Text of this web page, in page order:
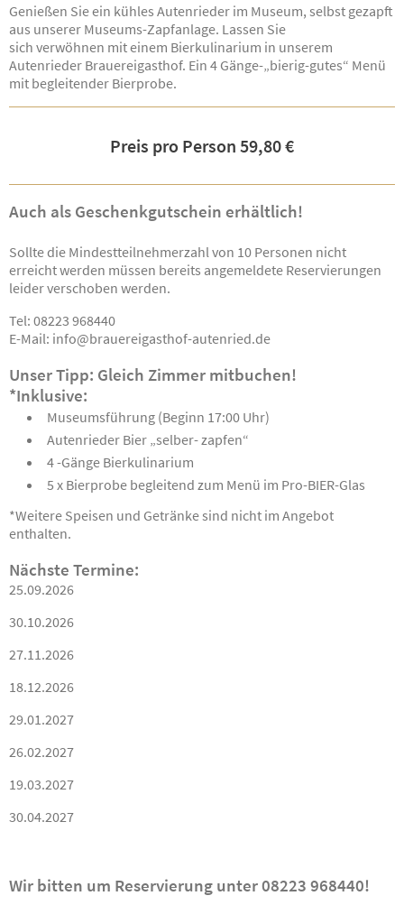
Genießen Sie ein kühles Autenrieder im Museum, selbst gezapft
aus unserer Museums-Zapfanlage. Lassen Sie
sich verwöhnen mit einem Bierkulinarium in unserem
Autenrieder Brauereigasthof. Ein 4 Gänge-„bierig-gutes“ Menü
mit begleitender Bierprobe.
Preis pro Person 59,80 €
Auch als Geschenkgutschein erhältlich!
Sollte die Mindestteilnehmerzahl von 10 Personen nicht
erreicht werden müssen bereits angemeldete Reservierungen
leider verschoben werden.
Tel: 08223 968440
E-Mail: info@brauereigasthof-autenried.de
Unser Tipp: Gleich Zimmer mitbuchen!
*Inklusive:
Museumsführung (Beginn 17:00 Uhr)
Autenrieder Bier „selber- zapfen“
4 -Gänge Bierkulinarium
5 x Bierprobe begleitend zum Menü im Pro-BIER-Glas
*Weitere Speisen und Getränke sind nicht im Angebot
enthalten.
Nächste Termine:
25.09.2026
30.10.2026
27.11.2026
18.12.2026
29.01.2027
26.02.2027
19.03.2027
30.04.2027
Wir bitten um Reservierung unter 08223 968440!